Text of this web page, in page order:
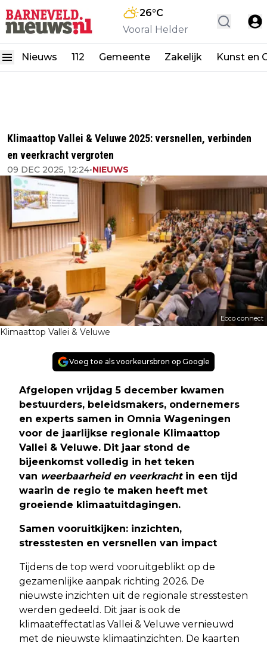
26°C
Vooral Helder
Nieuws 112 Gemeente Zakelijk Kunst en
Klimaattop Vallei & Veluwe 2025: versnellen, verbinden
en veerkracht vergroten
09 DEC 2025, 12:24•NIEUWS
Ecco connect
Klimaattop Vallei & Veluwe
Voeg toe als voorkeursbron op Google
Afgelopen vrijdag 5 december kwamen
bestuurders, beleidsmakers, ondernemers
en experts samen in Omnia Wageningen
voor de jaarlijkse regionale Klimaattop
Vallei & Veluwe. Dit jaar stond de
bijeenkomst volledig in het teken
van weerbaarheid en veerkracht in een tijd
waarin de regio te maken heeft met
groeiende klimaatuitdagingen.
Samen vooruitkijken: inzichten,
stresstesten en versnellen van impact
Tijdens de top werd vooruitgeblikt op de
gezamenlijke aanpak richting 2026. De
nieuwste inzichten uit de regionale stresstesten
werden gedeeld. Dit jaar is ook de
klimaateffectatlas Vallei & Veluwe vernieuwd
met de nieuwste klimaatinzichten. De kaarten